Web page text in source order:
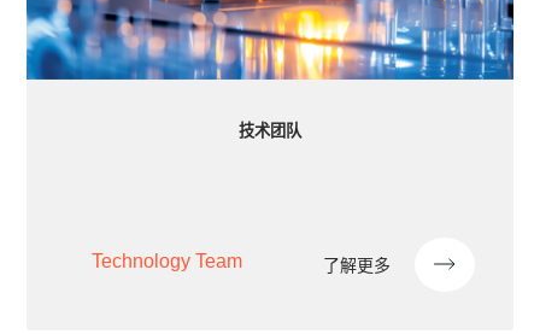
技术团队
Technology Team 了解更多